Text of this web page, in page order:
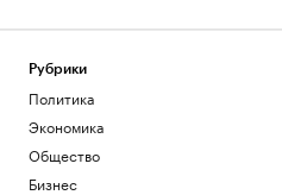
Рубрики
Политика
Экономика
Общество
Бизнес